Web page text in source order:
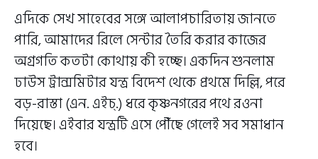
এদিকে সেখ সাহেবের সঙ্গে আলাপচারিতায় জানতে
পারি, আমাদের রিলে সেন্টার তৈরি করার কাজের
অগ্রগতি কতটা কোথায় কী হচ্ছে। একদিন শুনলাম
ঢাউস ট্রান্সমিটার যন্ত্র বিদেশ থেকে প্রথমে দিল্লি, পরে
বড়-রাস্তা (এন. এইচ্.) ধরে কৃষ্ণনগরের পথে রওনা
দিয়েছে। এইবার যন্ত্রটি এসে পৌঁছে গেলেই সব সমাধান
হবে।